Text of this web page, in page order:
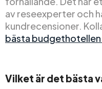
av reseexperter och
kundrecensioner.
bästa
Vilket är det bästa